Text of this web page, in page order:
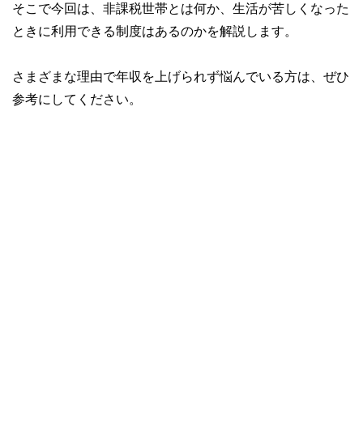
そこで今回は、非課税世帯とは何か、生活が苦しくなった
ときに利用できる制度はあるのかを解説します。
さまざまな理由で年収を上げられず悩んでいる方は、ぜひ
参考にしてください。